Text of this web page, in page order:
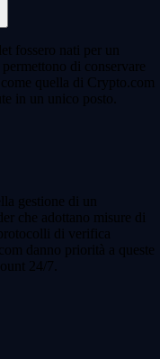
fossero nati per un
di conservare
quella di Crypto.com
in un unico posto.
gestione di un
che adottano misure di
di verifica
danno priorità a queste
24/7.